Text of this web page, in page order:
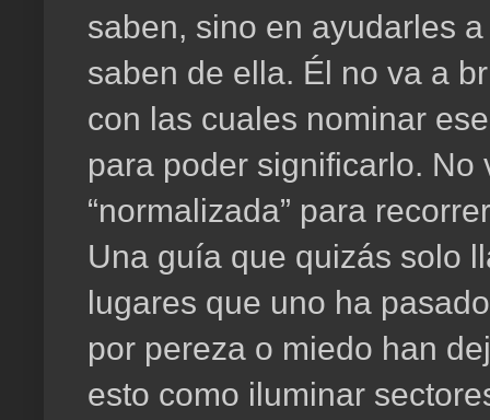
saben, sino en ayudarles
saben de ella. Él no va a
con las cuales nominar
para poder significarlo.
“normalizada” para
Una guía que quizás solo
lugares que uno ha
por pereza o miedo han
esto como iluminar